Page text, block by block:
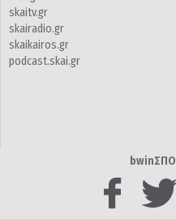
skaitv.gr
skairadio.gr
skaikairos.gr
podcast.skai.gr